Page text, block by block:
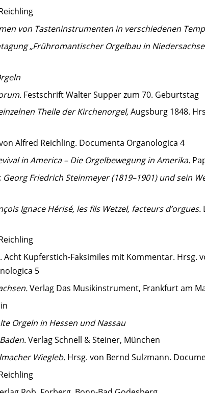
von Tasteninstrumenten in verschiedenen
„Frühromantischer Orgelbau in
Festschrift Walter Supper zum 70. Geburtstag
Theile der Kirchenorgel,Augsburg 1848.
Alfred Reichling. Documenta Organologica 4
in America – Die Orgelbewegung in Amerika.
Georg Friedrich Steinmeyer (1819–1901) und sein
Ignace Hérisé, les fils Wetzel, facteurs d’orgues.
Acht Kupferstich-Faksimiles mit Kommentar. Hrsg.
5
Verlag Das Musikinstrument, Frankfurt am
lte Orgeln in Hessen und Nassau
Verlag Schnell & Steiner, München
Wiegleb. Hrsg. von Bernd Sulzmann.